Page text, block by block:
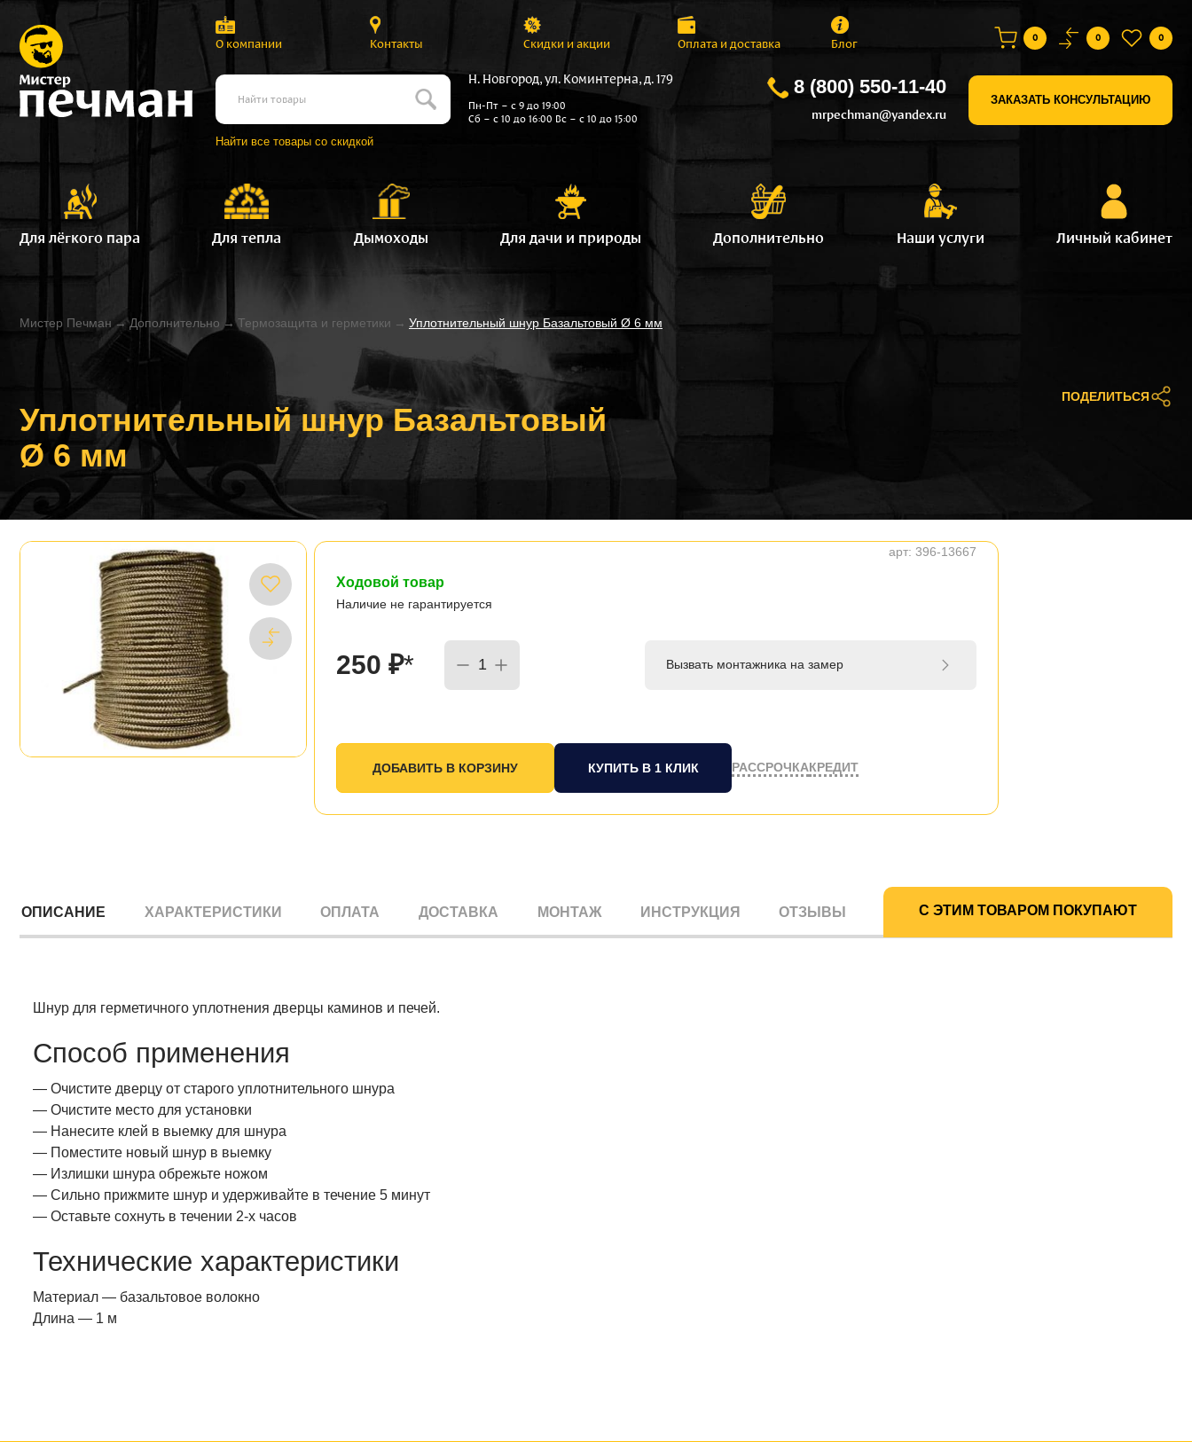
О компании Контакты Скидки и акции Оплата и доставка Блог 0 0 0
Найти все товары со скидкой
Н. Новгород, ул. Коминтерна, д. 179
Пн-Пт – с 9 до 19:00
Сб – с 10 до 16:00 Вс – с 10 до 15:00
8 (800) 550-11-40
mrpechman@yandex.ru
ЗАКАЗАТЬ КОНСУЛЬТАЦИЮ
Для лёгкого пара Для тепла Дымоходы Для дачи и природы Дополнительно Наши услуги Личный кабинет
Мистер Печман → Дополнительно → Термозащита и герметики → Уплотнительный шнур Базальтовый Ø 6 мм
Уплотнительный шнур Базальтовый
Ø 6 мм
ПОДЕЛИТЬСЯ
арт: 396-13667
Ходовой товар
Наличие не гарантируется
250 ₽* Вызвать монтажника на замер
КУПИТЬ В 1 КЛИК РАССРОЧКАКРЕДИТ
ОПИСАНИЕ ХАРАКТЕРИСТИКИ ОПЛАТА ДОСТАВКА МОНТАЖ ИНСТРУКЦИЯ ОТЗЫВЫ С ЭТИМ ТОВАРОМ ПОКУПАЮТ
Шнур для герметичного уплотнения дверцы каминов и печей.
Способ применения
— Очистите дверцу от старого уплотнительного шнура
— Очистите место для установки
— Нанесите клей в выемку для шнура
— Поместите новый шнур в выемку
— Излишки шнура обрежьте ножом
— Сильно прижмите шнур и удерживайте в течение 5 минут
— Оставьте сохнуть в течении 2-х часов
Технические характеристики
Материал — базальтовое волокно
Длина — 1 м